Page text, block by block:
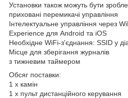
Установки також можуть бути
приховані перемикачі управління
Інтелектуальне управління через
Experience для Android та iOS
Необхідне WiFi-з'єднання: SSID у
Місце для зберігання журналів
з тижневим таймером
Обсяг поставки:
1 х камін
1 х пульт дистанційного керування